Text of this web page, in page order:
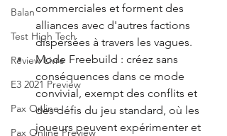
Balan
Test High Tech
Review Livre
E3 2021 Preview
Pax Online
Pax Online Preview
commerciales et forment des
alliances avec d'autres factions
dispersées à travers les vagues.
Mode Freebuild : créez sans
conséquences dans ce mode
convivial, exempt des conflits et
des défis du jeu standard, où les
joueurs peuvent expérimenter et